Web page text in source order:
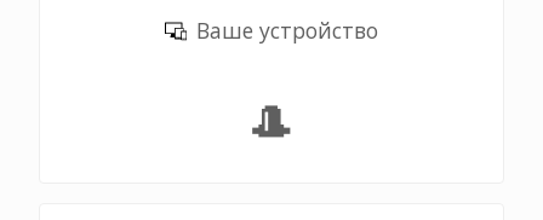
Ваше устройство
🎩